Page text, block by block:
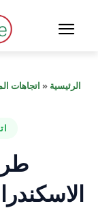
الرئيسية « اتجاهات
الاسكندراني